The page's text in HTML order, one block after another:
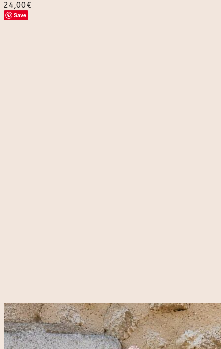
24,00€
Save